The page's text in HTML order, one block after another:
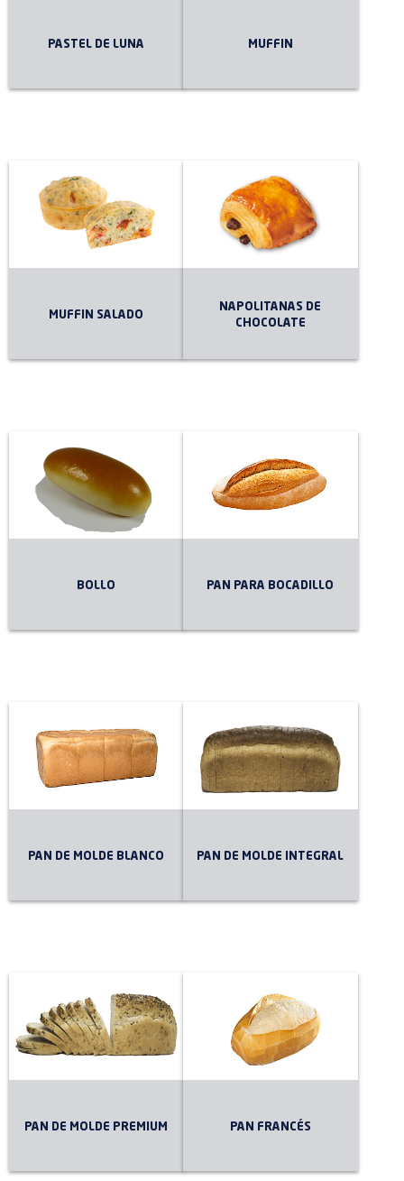
PASTEL DE LUNA MUFFIN
MUFFIN SALADO
NAPOLITANAS DE
CHOCOLATE
BOLLO PAN PARA BOCADILLO
PAN DE MOLDE BLANCO PAN DE MOLDE INTEGRAL
PAN DE MOLDE PREMIUM PAN FRANCÉS